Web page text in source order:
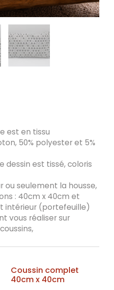
est en tissu
50% polyester et 5%
dessin est tissé, coloris
ou seulement la housse,
: 40cm x 40cm et
intérieur (portefeuille)
vous réaliser sur
Coussin complet
40cm x 40cm